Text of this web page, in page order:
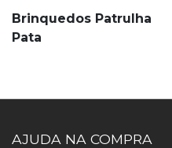
Brinquedos Patrulha
Pata
AJUDA NA COMPRA